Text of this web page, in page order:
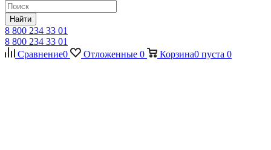
Найти
8 800 234 33 01
8 800 234 33 01
Сравнение0 Отложенные 0 Корзина0 пуста 0